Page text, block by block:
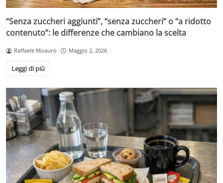
“Senza zuccheri aggiunti”, “senza zuccheri” o “a ridotto
contenuto”: le differenze che cambiano la scelta
Raffaele Moauro Maggio 2, 2026
Leggi di più